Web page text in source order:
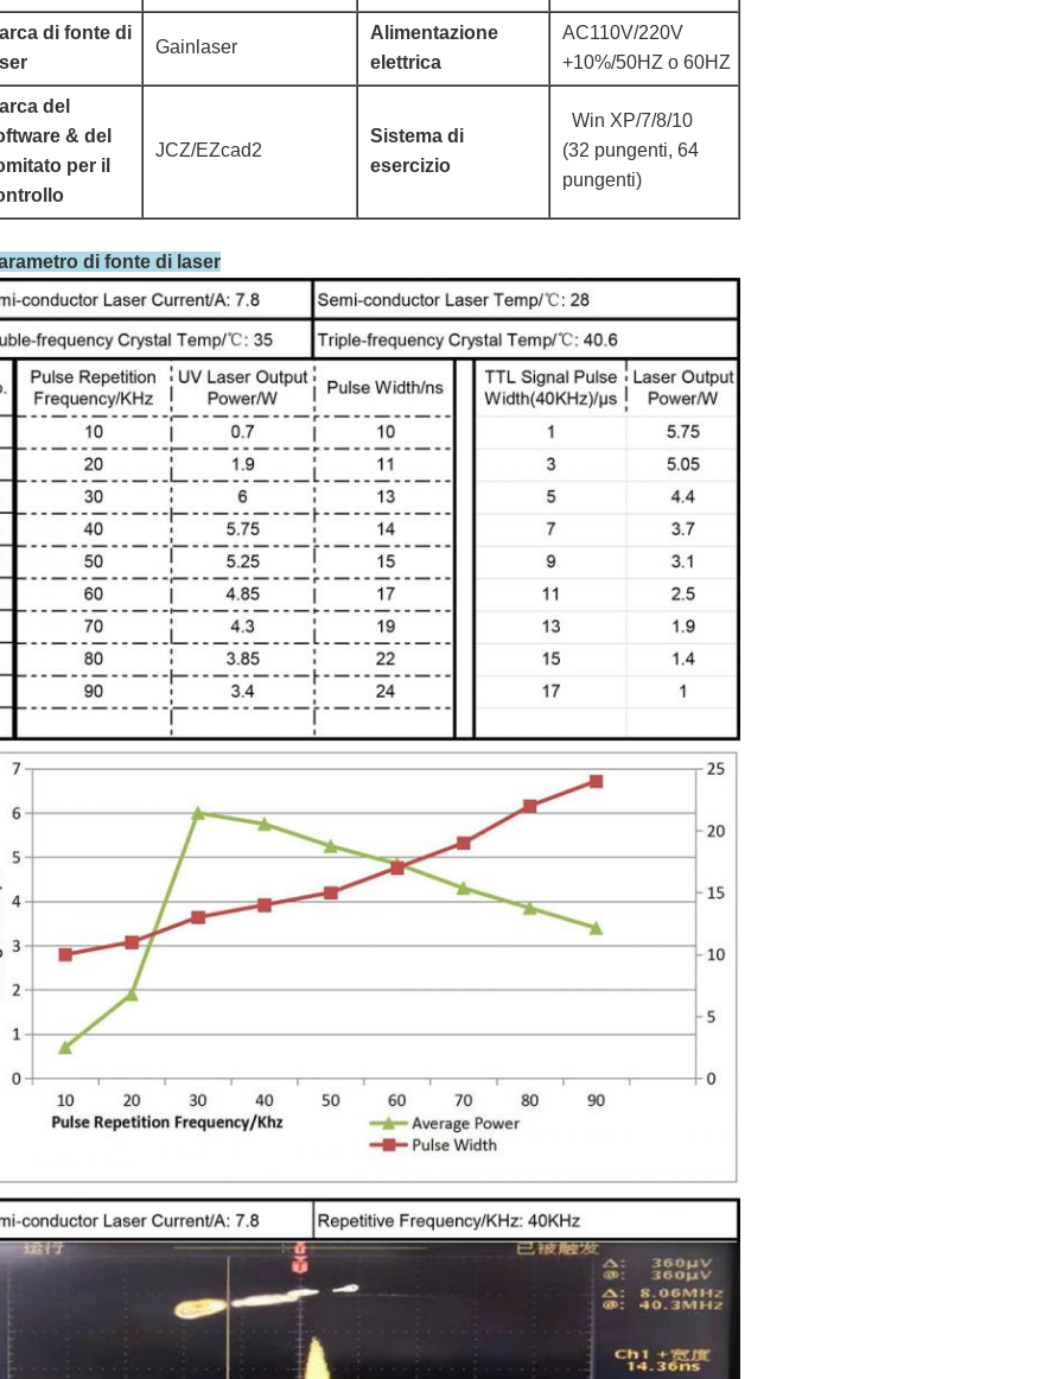
di fonte di
Gainlaser
Alimentazione
elettrica
AC110V/220V
+10%/50HZ o 60HZ
del
& del
per il
JCZ/EZcad2
Sistema di
esercizio
Win XP/7/8/10
(32 pungenti, 64
pungenti)
di fonte di laser